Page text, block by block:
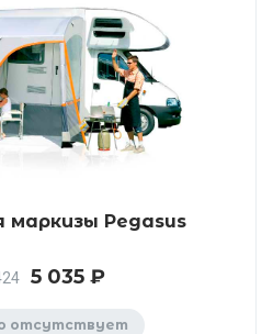
маркизы Pegasus
5 035 ₽
отсутствует